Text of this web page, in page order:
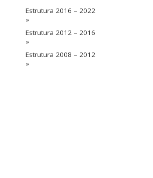
Estrutura 2016 – 2022
»
Estrutura 2012 – 2016
»
Estrutura 2008 – 2012
»